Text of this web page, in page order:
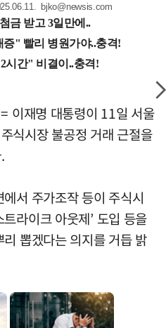
bjko@newsis.com
이재명 대통령이 11일 서울
식시장 불공정 거래 근절을
서 주가조작 등이 주식시
라이크 아웃제’ 도입 등을
뽑겠다는 의지를 거듭 밝